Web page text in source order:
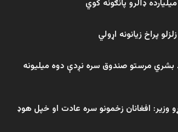
پراخ زیانونه اړولي
مرستو صندوق سره نږدې دوه میلیونه
وزیر: افغانان زخمونو سره عادت او خپل هوډ